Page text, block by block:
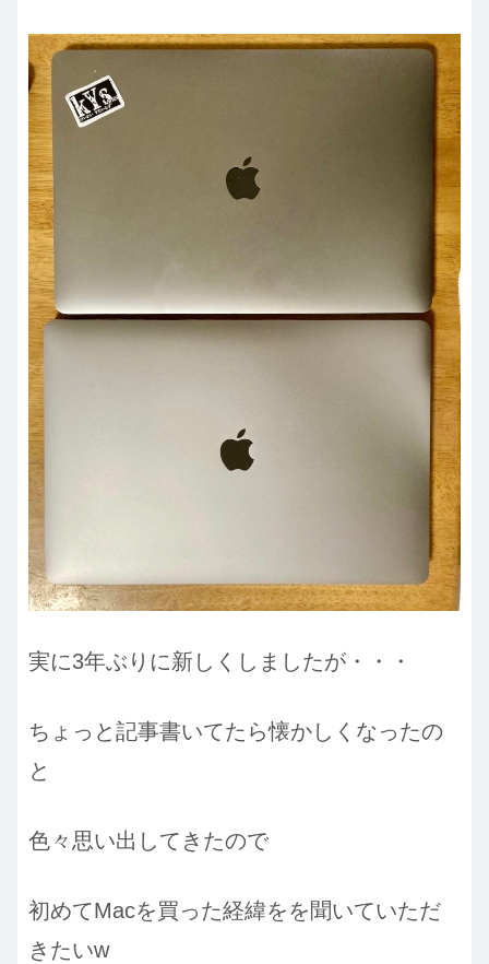
実に3年ぶりに新しくしましたが・・・
ちょっと記事書いてたら懐かしくなったの
と
色々思い出してきたので
初めてMacを買った経緯をを聞いていただ
きたいw